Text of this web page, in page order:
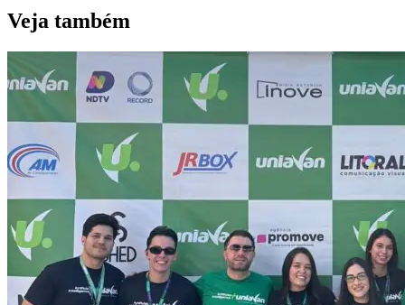
Veja também